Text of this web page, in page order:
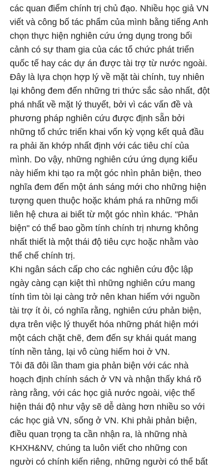
các quan điểm chính trị chủ đạo. Nhiều học giả VN
viết và công bố tác phẩm của mình bằng tiếng Anh
chọn thực hiện nghiên cứu ứng dụng trong bối
cảnh có sự tham gia của các tổ chức phát triển
quốc tế hay các dự án được tài trợ từ nước ngoài.
Đây là lựa chọn hợp lý về mặt tài chính, tuy nhiên
lại không đem đến những tri thức sắc sảo nhất, đột
phá nhất về mặt lý thuyết, bởi vì các vấn đề và
phương pháp nghiên cứu được định sẵn bởi
những tổ chức triển khai vốn kỳ vọng kết quả đầu
ra phải ăn khớp nhất định với các tiêu chí của
mình. Do vậy, những nghiên cứu ứng dụng kiểu
này hiếm khi tạo ra một góc nhìn phản biện, theo
nghĩa đem đến một ánh sáng mới cho những hiện
tượng quen thuộc hoặc khám phá ra những mối
liên hệ chưa ai biết từ một góc nhìn khác. "Phản
biện" có thể bao gồm tính chính trị nhưng không
nhất thiết là một thái độ tiêu cực hoặc nhằm vào
thể chế chính trị.
Khi ngân sách cấp cho các nghiên cứu độc lập
ngày càng cạn kiệt thì những nghiên cứu mang
tính tìm tòi lại càng trở nên khan hiếm với nguồn
tài trợ ít ỏi, có nghĩa rằng, nghiên cứu phản biện,
dựa trên việc lý thuyết hóa những phát hiện mới
một cách chặt chẽ, đem đến sự khái quát mang
tính nền tảng, lại vô cùng hiếm hoi ở VN.
Tôi đã đôi lần tham gia phản biện với các nhà
hoạch định chính sách ở VN và nhận thấy khá rõ
ràng rằng, với các học giả nước ngoài, việc thể
hiện thái độ như vậy sẽ dễ dàng hơn nhiều so với
các học giả VN, sống ở VN. Khi phải phản biện,
điều quan trọng ta cần nhận ra, là những nhà
KHXH&NV, chúng ta luôn viết cho những con
người có chính kiến riêng, những người có thể bất